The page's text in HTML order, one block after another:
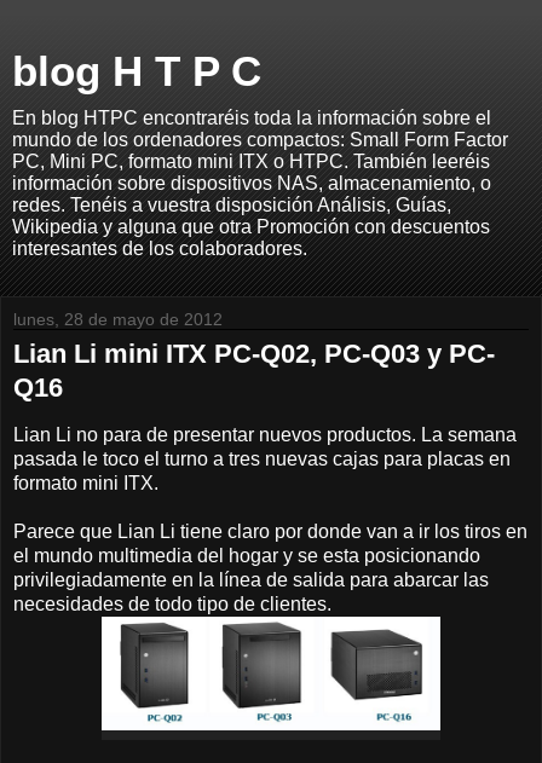
blog H T P C
En blog HTPC encontraréis toda la información sobre el
mundo de los ordenadores compactos: Small Form Factor
PC, Mini PC, formato mini ITX o HTPC. También leeréis
información sobre dispositivos NAS, almacenamiento, o
redes. Tenéis a vuestra disposición Análisis, Guías,
Wikipedia y alguna que otra Promoción con descuentos
interesantes de los colaboradores.
lunes, 28 de mayo de 2012
Lian Li mini ITX PC-Q02, PC-Q03 y PC-
Q16
Lian Li no para de presentar nuevos productos. La semana
pasada le toco el turno a tres nuevas cajas para placas en
formato mini ITX.
Parece que Lian Li tiene claro por donde van a ir los tiros en
el mundo multimedia del hogar y se esta posicionando
privilegiadamente en la línea de salida para abarcar las
necesidades de todo tipo de clientes.